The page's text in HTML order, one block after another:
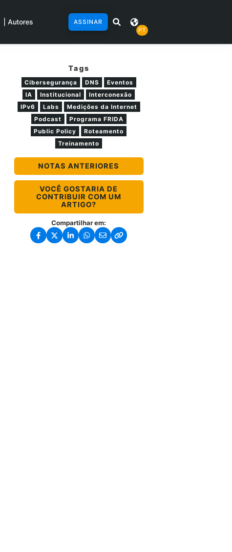
| Autores
ASSINAR
PT
Tags
Cibersegurança DNS
Eventos
IA
Institucional
Interconexão
IPv6
Labs
Medições da Internet
Podcast
Programa FRIDA
Public Policy
Roteamento
Treinamento
NOTAS ANTERIORES
VOCÊ GOSTARIA DE
CONTRIBUIR COM UM
ARTIGO?
Compartilhar em: